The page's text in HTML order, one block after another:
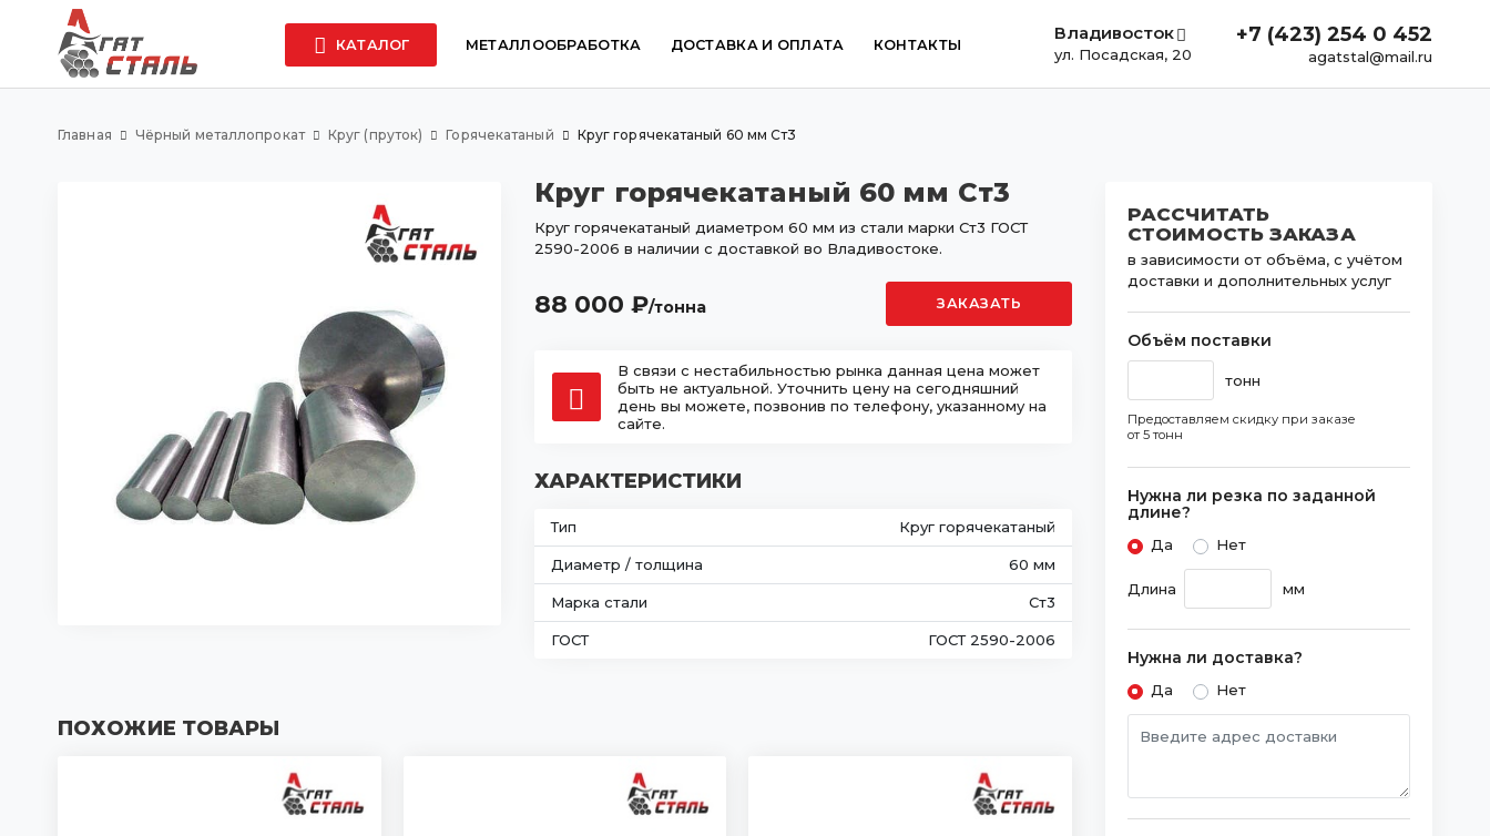
+7 (423) 254 0 452
agatstal@mail.ru
Владивосток
ул. Посадская, 20
КАТАЛОГ МЕТАЛЛООБРАБОТКА ДОСТАВКА И ОПЛАТА КОНТАКТЫ
Главная Чёрный металлопрокат Круг (пруток) Горячекатаный Круг горячекатаный 60 мм Ст3
Круг горячекатаный 60 мм Ст3
Круг горячекатаный диаметром 60 мм из стали марки Ст3 ГОСТ
2590-2006 в наличии с доставкой во Владивостоке.
88 000 ₽/тонна ЗАКАЗАТЬ
В связи с нестабильностью рынка данная цена может
быть не актуальной. Уточнить цену на сегодняшний
день вы можете, позвонив по телефону, указанному на
сайте.
ХАРАКТЕРИСТИКИ
Тип Круг горячекатаный
Диаметр / толщина 60 мм
Марка стали Ст3
ГОСТ ГОСТ 2590-2006
ПОХОЖИЕ ТОВАРЫ
РАССЧИТАТЬ
СТОИМОСТЬ ЗАКАЗА
в зависимости от объёма, с учётом
доставки и дополнительных услуг
Объём поставки
тонн
Предоставляем скидку при заказе
от 5 тонн
Нужна ли резка по заданной
длине?
Да Нет
Длина мм
Нужна ли доставка?
Да Нет